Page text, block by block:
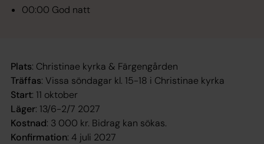
00:00 God natt
Plats: Christinae kyrka & Färgengården
Träffas: Vissa söndagar kl. 15-18 i Christinae kyrka
Start: 11 oktober
Läger: 13/6-2/7 2027
Kostnad: 3 000 kr. Bidrag kan sökas.
Konfirmation: 4 juli 2027